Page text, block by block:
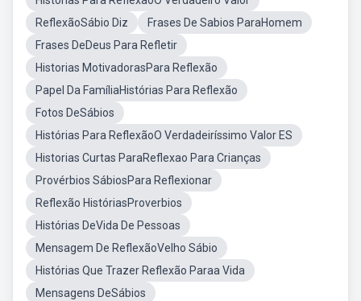
ReflexãoSábio Diz
Frases De Sabios ParaHomem
Frases DeDeus Para Refletir
Historias MotivadorasPara Reflexão
Papel Da FamíliaHistórias Para Reflexão
Fotos DeSábios
Histórias Para ReflexãoO Verdadeiríssimo Valor ES
Historias Curtas ParaReflexao Para Crianças
Provérbios SábiosPara Reflexionar
Reflexão HistóriasProverbios
Histórias DeVida De Pessoas
Mensagem De ReflexãoVelho Sábio
Histórias Que Trazer Reflexão Paraa Vida
Mensagens DeSábios